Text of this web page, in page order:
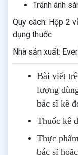
Tránh ánh
Quy cách: Hộp 2
dụng thuốc
Nhà sản xuất:
Bài viết
lượng
bác sĩ kê
Thuốc kê
Thực
bác sĩ